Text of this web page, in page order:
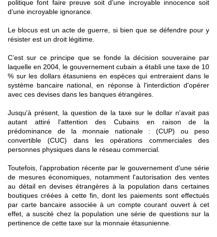
politique font faire preuve soit d’une incroyable innocence soit
d’une incroyable ignorance.
Le blocus est un acte de guerre, si bien que se défendre pour y
résister est un droit légitime.
C’est sur ce principe que se fonde la décision souveraine par
laquelle en 2004, le gouvernement cubain a établi une taxe de 10
% sur les dollars étasuniens en espèces qui entreraient dans le
système bancaire national, en réponse à l'interdiction d'opérer
avec ces devises dans les banques étrangères.
Jusqu'à présent, la question de la taxe sur le dollar n'avait pas
autant attiré l'attention des Cubains en raison de la
prédominance de la monnaie nationale : (CUP) ou peso
convertible (CUC) dans les opérations commerciales des
personnes physiques dans le réseau commercial.
Toutefois, l'approbation récente par le gouvernement d'une série
de mesures économiques, notamment l'autorisation des ventes
au détail en devises étrangères à la population dans certaines
boutiques créées à cette fin, dont les paiements sont effectués
par carte bancaire associée à un compte courant ouvert à cet
effet, a suscité chez la population une série de questions sur la
pertinence de cette taxe sur la monnaie étasunienne.